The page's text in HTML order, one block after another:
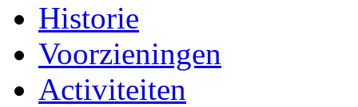
Historie
Voorzieningen
Activiteiten